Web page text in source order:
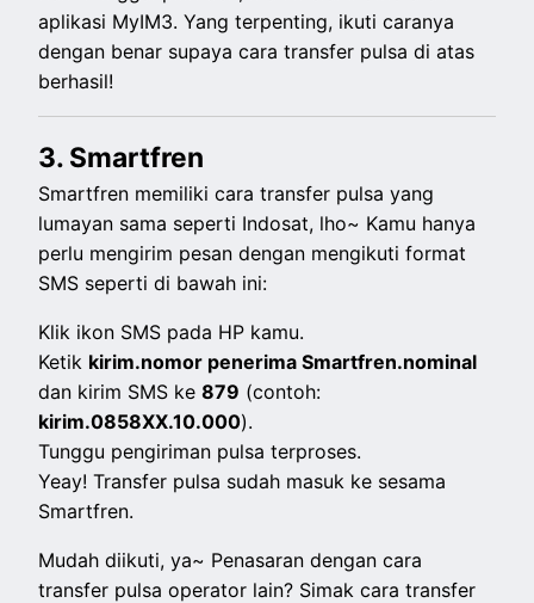
aplikasi MyIM3. Yang terpenting, ikuti caranya
dengan benar supaya cara transfer pulsa di atas
berhasil!
3. Smartfren
Smartfren memiliki cara transfer pulsa yang
lumayan sama seperti Indosat, lho~ Kamu hanya
perlu mengirim pesan dengan mengikuti format
SMS seperti di bawah ini:
Klik ikon SMS pada HP kamu.
Ketik kirim.nomor penerima Smartfren.nominal
dan kirim SMS ke879 (contoh:
kirim.0858XX.10.000).
Tunggu pengiriman pulsa terproses.
Yeay! Transfer pulsa sudah masuk ke sesama
Smartfren.
Mudah diikuti, ya~ Penasaran dengan cara
transfer pulsa operator lain? Simak cara transfer